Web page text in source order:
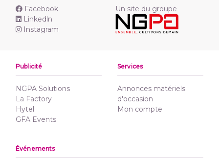
Facebook
Linkedln
Instagram
Un site du groupe
Publicité
NGPA Solutions
La Factory
Hytel
GFA Events
Services
Annonces matériels
d'occasion
Mon compte
Événements